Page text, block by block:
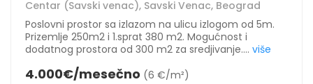
Centar (Savski venac), Savski Venac, Beograd
Poslovni prostor sa izlazom na ulicu izlogom od 5m.
Prizemlje 250m2 i 1.sprat 380 m2. Mogućnost i
dodatnog prostora od 300 m2 za sredjivanje.... više
4.000€/mesečno (6 €/m²)